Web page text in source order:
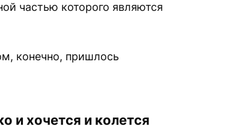
частью которого являются
конечно, пришлось
и хочется и колется